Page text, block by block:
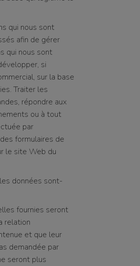
qui nous sont
afin de gérer
qui nous sont
si
sur la base
Traiter les
répondre aux
ou à tout
par
formulaires de
le site Web du
données sont-
fournies seront
relation
et que leur
demandée par
seront plus